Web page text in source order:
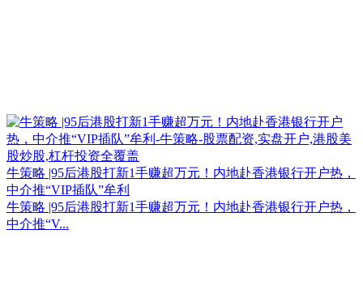
牛策略 |95后港股打新1手赚超万元！内地赴香港银行开户热，
中介推“VIP插队”牟利
牛策略 |95后港股打新1手赚超万元！内地赴香港银行开户热，
中介推“V...